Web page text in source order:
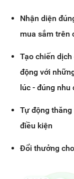
Nhận diện
mua sắm trên
Tạo chiến
động với
lúc - đúng nhu
Tự động
điều kiện
Đổi thưởng